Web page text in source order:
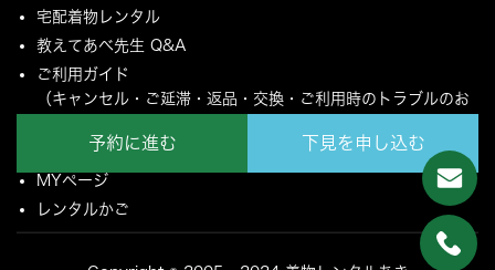
予約に進む 下見を申し込む
宅配着物レンタル
教えてあべ先生 Q&A
ご利用ガイド
（キャンセル・ご延滞・返品・交換・ご利用時のトラブルのお
ご配送とご返却について
MYページ
レンタルかご